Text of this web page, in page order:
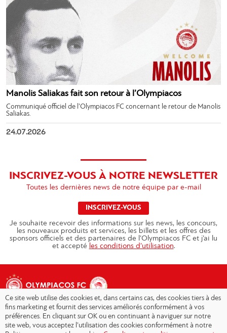
Manolis Saliakas fait son retour à l’Olympiacos
Communiqué officiel de l’Olympiacos FC concernant le retour de Manolis
Saliakas.
24.07.2026
INSCRIVEZ-VOUS À NOTRE NEWSLETTER
Toutes les dernières news de notre équipe par e-mail
INSCRIVEZ-VOUS
Je souhaite recevoir des informations sur les news, les concours,
les nouveaux produits et services, les billets et les offres des
sponsors officiels et des partenaires de l’Olympiacos FC et j’ai lu
et accepté les conditions d’utilisation.
Copyright © 2026 - Olympiacos.org
Ce site web utilise des cookies et, dans certains cas, des cookies tiers à des
fins marketing et fournit des services améliorés conformément à vos
préférences. En cliquant sur OK ou en continuant à naviguer sur notre
site web, vous acceptez l’utilisation des cookies conformément à notre